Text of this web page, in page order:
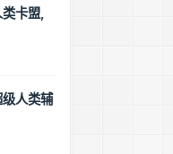
卡盟,
人类辅